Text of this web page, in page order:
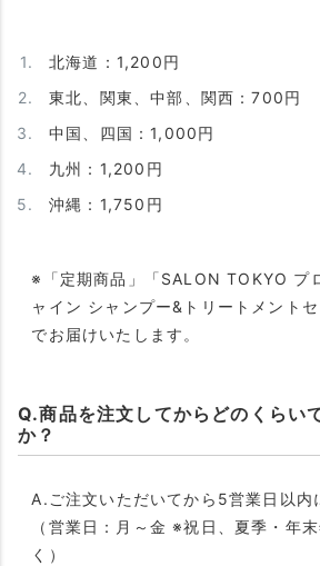
北海道：1,200円
東北、関東、中部、関西：700円
中国、四国：1,000円
九州：1,200円
沖縄：1,750円
※「定期商品」「SALON TOKYO プ
ャイン シャンプー&トリートメント
でお届けいたします。
Q.商品を注文してからどのくらい
か？
A.ご注文いただいてから5営業日以内
（営業日：月～金 ※祝日、夏季・年
く）